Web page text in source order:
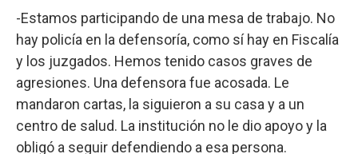
-Estamos participando de una mesa de trabajo. No
hay policía en la defensoría, como sí hay en Fiscalía
y los juzgados. Hemos tenido casos graves de
agresiones. Una defensora fue acosada. Le
mandaron cartas, la siguieron a su casa y a un
centro de salud. La institución no le dio apoyo y la
obligó a seguir defendiendo a esa persona.